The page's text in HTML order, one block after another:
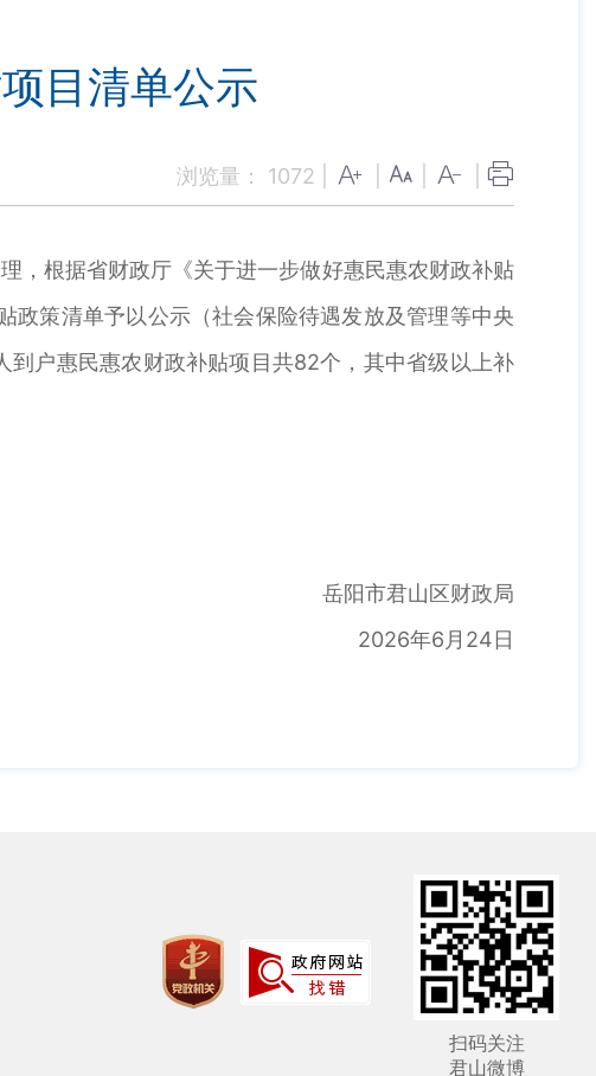
目清单公示
浏览量： 1072
根据省财政厅《关于进一步做好惠民惠农财政补贴
政策清单予以公示（社会保险待遇发放及管理等中央
户惠民惠农财政补贴项目共82个，其中省级以上补
岳阳市君山区财政局
2026年6月24日
扫码关注
君山微博